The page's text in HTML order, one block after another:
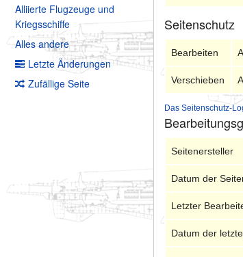
Alliierte Flugzeuge und
Kriegsschiffe
Alles andere
Letzte Änderungen
Zufällige Seite
Seitenschutz
Bearbeiten
Verschieben
Das Seitenschutz-
Seitenersteller
Datum der
Letzter
Datum der